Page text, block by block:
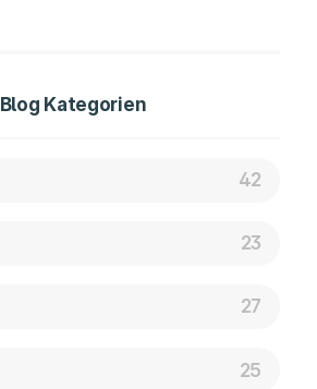
Blog Kategorien
42
23
27
25